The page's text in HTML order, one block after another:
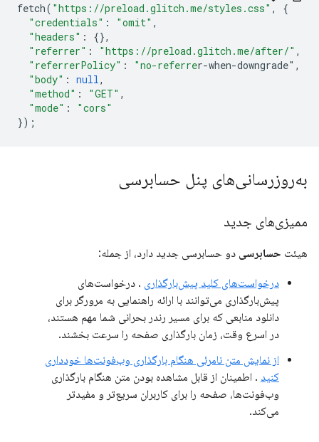
fetch( "https://preload.glitch.me/styles.css" ,
{
"credentials" : "omit" ,
"headers" :
{},
"referrer" : "https://preload.glitch.me/after/" ,
"referrerPolicy" : "no-referrer-when-downgrade" ,
"body" : null,
"method" : "GET" ,
"mode" :
"cors"
});
به‌روزرسانی‌های پنل حسابرسی
ممیزی‌های جدید
هیئت حسابرسی دو حسابرسی جدید دارد، از جمله:
درخواست‌های کلید پیش‌بارگذاری . درخواست‌های
پیش‌بارگذاری می‌توانند با ارائه راهنمایی به مرورگر برای
دانلود منابعی که برای مسیر رندر بحرانی شما مهم هستند،
در اسرع وقت، زمان بارگذاری صفحه را سرعت بخشند.
از نمایش متن نامرئی هنگام بارگذاری وب‌فونت‌ها خودداری
کنید . اطمینان از قابل مشاهده بودن متن هنگام بارگذاری
وب‌فونت‌ها، صفحه را برای کاربران سریع‌تر و مفیدتر
می‌کند.